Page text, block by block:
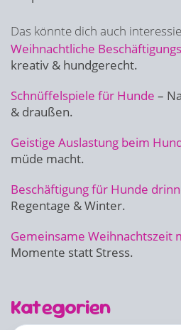
Das könnte dich auch
Weihnachtliche
kreativ & hundgerecht.
Schnüffelspiele für Hunde –
& draußen.
Geistige Auslastung beim
müde macht.
Beschäftigung für Hunde
Regentage & Winter.
Gemeinsame Weihnachtszeit
Momente statt Stress.
Kategorien